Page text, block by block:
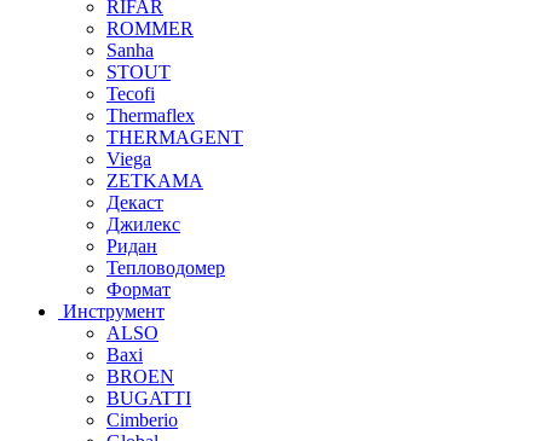
RIFAR
ROMMER
Sanha
STOUT
Tecofi
Thermaflex
THERMAGENT
Viega
ZETKAMA
Декаст
Джилекс
Ридан
Тепловодомер
Формат
Инструмент
ALSO
Baxi
BROEN
BUGATTI
Cimberio